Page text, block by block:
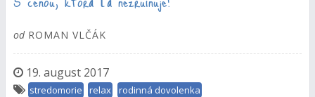
odROMAN VLČÁK
19. august 2017
stredomorie relax rodinná dovolenka